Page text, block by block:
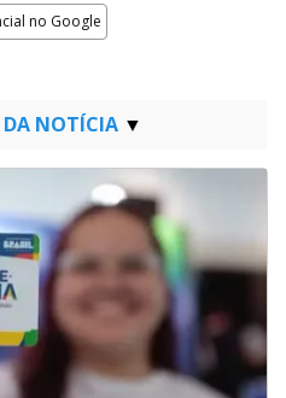
no Google
DA NOTÍCIA